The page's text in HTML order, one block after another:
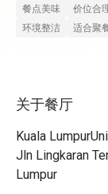
another
餐点美味 价位合
环境整洁
适合聚
关于餐厅
Kuala
Jln Lingkaran
Lumpur